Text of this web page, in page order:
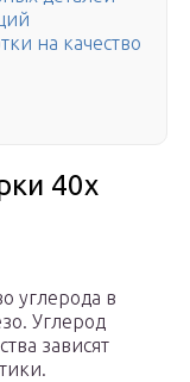
на качество
40х
углерода в
Углерод
зависят